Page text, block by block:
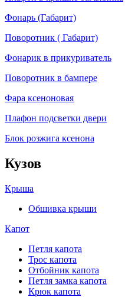
Фонарь (Габарит)
Поворотник ( Габарит)
Фонарик в прикуриватель
Поворотник в бампере
Фара ксеноновая
Плафон подсветки двери
Блок розжига ксенона
Кузов
Крыша
Обшивка крыши
Капот
Петля капота
Трос капота
Отбойник капота
Петля замка капота
Крюк капота